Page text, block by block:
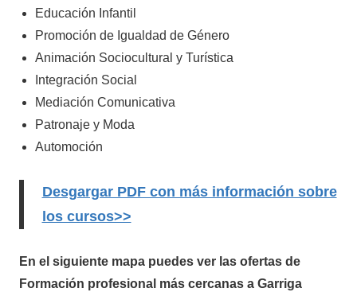
Educación Infantil
Promoción de Igualdad de Género
Animación Sociocultural y Turística
Integración Social
Mediación Comunicativa
Patronaje y Moda
Automoción
Desgargar PDF con más información sobre
los cursos>>
En el siguiente mapa puedes ver las ofertas de
Formación profesional más cercanas a Garriga